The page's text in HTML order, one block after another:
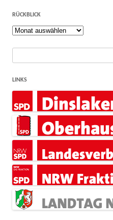
RÜCKBLICK
Rückblick
Suche
LINKS